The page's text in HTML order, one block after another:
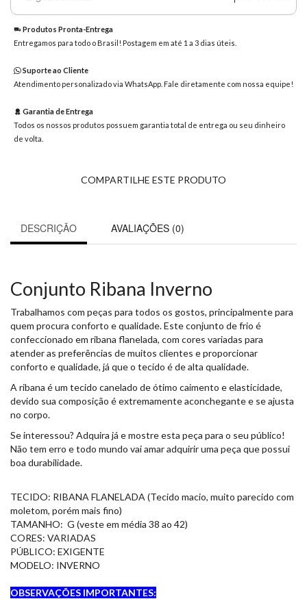
Envie-
nos uma
Produtos Pronta-Entrega
Entregamos para todo o Brasil! Postagem em até 1 a 3 dias úteis.
Suporte ao Cliente
Atendimento personalizado via WhatsApp. Fale diretamente com nossa equipe!
Garantia de Entrega
Todos os nossos produtos possuem garantia total de entrega ou seu dinheiro
de volta.
COMPARTILHE ESTE PRODUTO
DESCRIÇÃO AVALIAÇÕES (0)
Conjunto Ribana Inverno
Trabalhamos com peças para todos os gostos, principalmente para
quem procura conforto e qualidade. Este conjunto de frio é
confeccionado em ribana flanelada, com cores variadas para
atender as preferências de muitos clientes e proporcionar
conforto e qualidade, já que o tecido é de alta qualidade.
A ribana é um tecido canelado de ótimo caimento e elasticidade,
devido sua composição é extremamente aconchegante e se ajusta
no corpo.
Se interessou? Adquira já e mostre esta peça para o seu público!
Não tem erro e todo mundo vai amar adquirir uma peça que possui
boa durabilidade.
TECIDO: RIBANA FLANELADA (Tecido macio, muito parecido com
moletom, porém mais fino)
TAMANHO: G (veste em média 38 ao 42)
CORES: VARIADAS
PÚBLICO: EXIGENTE
MODELO: INVERNO
OBSERVAÇÕES IMPORTANTES: